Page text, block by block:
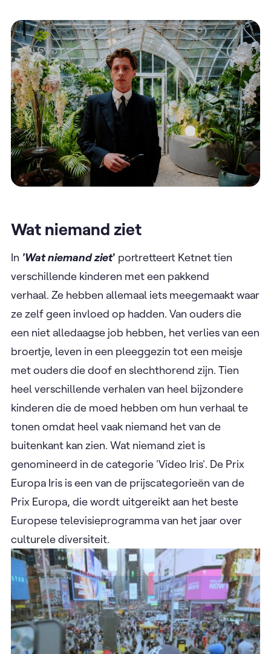
Wat niemand ziet
In 'Wat niemand ziet' portretteert Ketnet tien
verschillende kinderen met een pakkend
verhaal. Ze hebben allemaal iets meegemaakt waar
ze zelf geen invloed op hadden. Van ouders die
een niet alledaagse job hebben, het verlies van een
broertje, leven in een pleeggezin tot een meisje
met ouders die doof en slechthorend zijn. Tien
heel verschillende verhalen van heel bijzondere
kinderen die de moed hebben om hun verhaal te
tonen omdat heel vaak niemand het van de
buitenkant kan zien. Wat niemand ziet is
genomineerd in de categorie 'Video Iris'. De Prix
Europa Iris is een van de prijscategorieën van de
Prix Europa, die wordt uitgereikt aan het beste
Europese televisieprogramma van het jaar over
culturele diversiteit.